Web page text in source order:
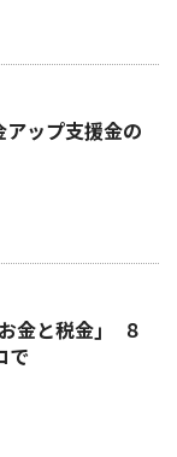
ップ支援金の
金と税金｣ ８
で